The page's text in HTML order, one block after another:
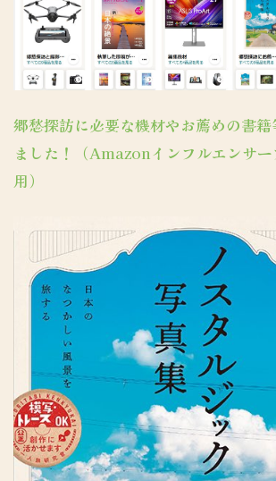
郷愁探訪に必要な機材やお薦めの書
ました！（Amazonインフルエンサ
用）